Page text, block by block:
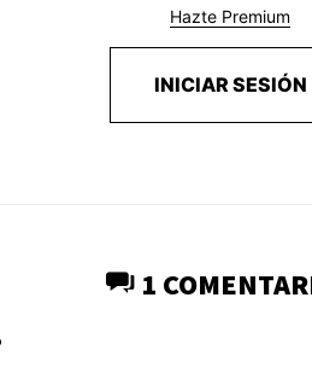
Hazte Premium
INICIAR SESIÓN
1